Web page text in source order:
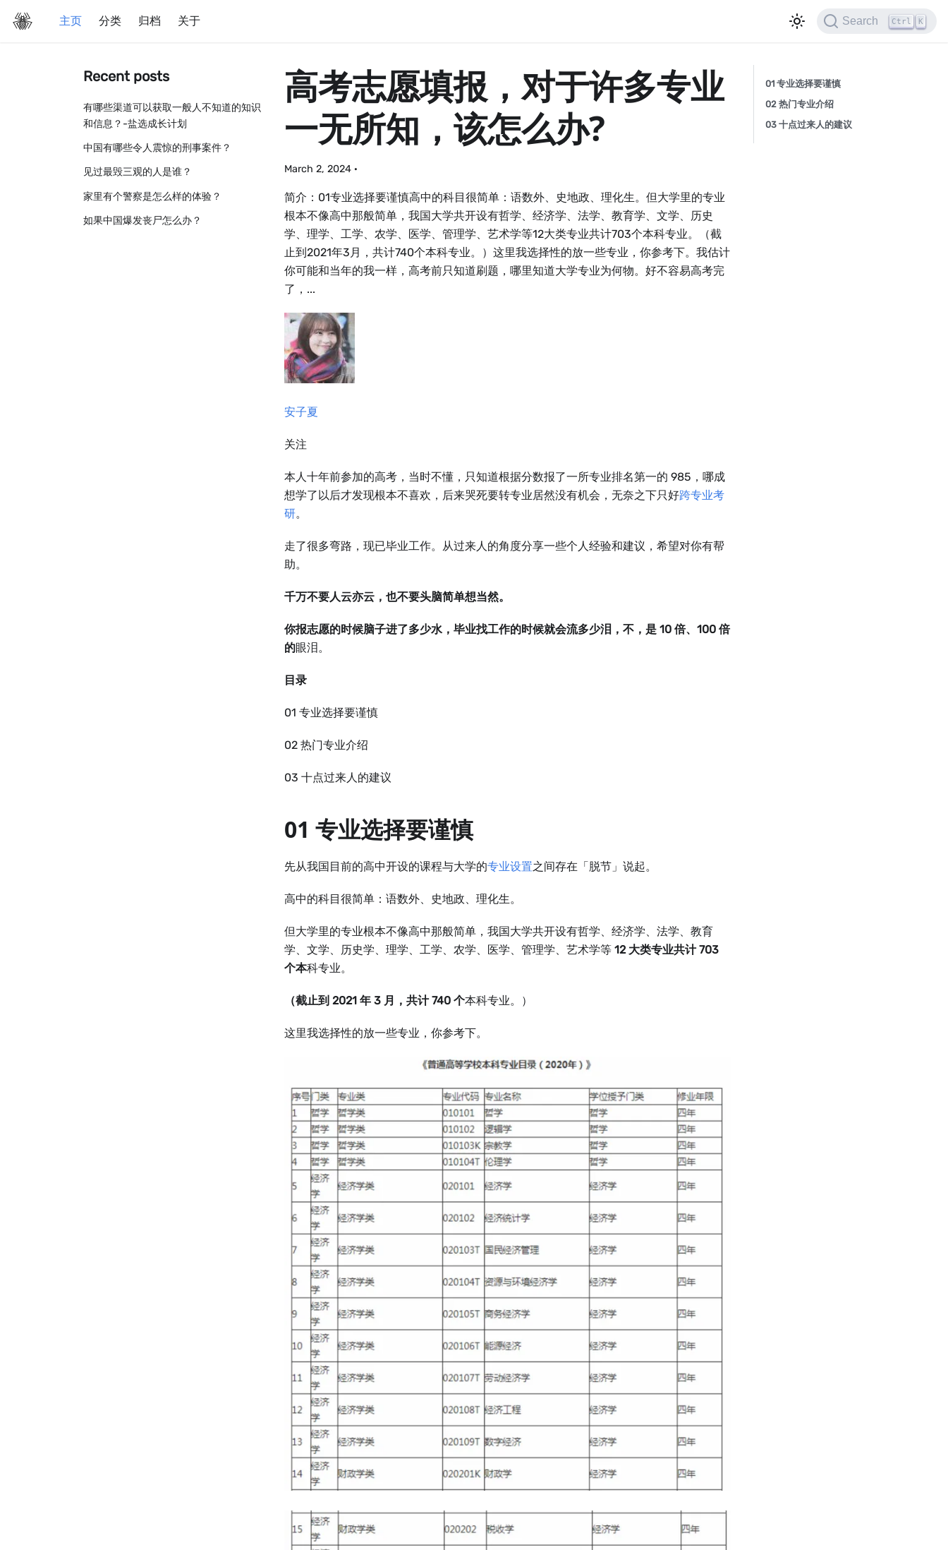
主页 分类 归档 关于 Search Ctrl K
Recent posts
有哪些渠道可以获取一般人不知道的知识
和信息？-盐选成长计划
中国有哪些令人震惊的刑事案件？
见过最毁三观的人是谁？
家里有个警察是怎么样的体验？
如果中国爆发丧尸怎么办？
高考志愿填报，对于许多专业
一无所知，该怎么办?
March 2, 2024 ·
简介：01专业选择要谨慎高中的科目很简单：语数外、史地政、理化生。但大学里的专业
根本不像高中那般简单，我国大学共开设有哲学、经济学、法学、教育学、文学、历史
学、理学、工学、农学、医学、管理学、艺术学等12大类专业共计703个本科专业。（截
止到2021年3月，共计740个本科专业。）这里我选择性的放一些专业，你参考下。我估计
你可能和当年的我一样，高考前只知道刷题，哪里知道大学专业为何物。好不容易高考完
了，...
安子夏
关注
本人十年前参加的高考，当时不懂，只知道根据分数报了一所专业排名第一的 985，哪成
想学了以后才发现根本不喜欢，后来哭死要转专业居然没有机会，无奈之下只好跨专业考
研。
走了很多弯路，现已毕业工作。从过来人的角度分享一些个人经验和建议，希望对你有帮
助。
千万不要人云亦云，也不要头脑简单想当然。
你报志愿的时候脑子进了多少水，毕业找工作的时候就会流多少泪，不，是 10 倍、100 倍
的眼泪。
目录
01 专业选择要谨慎
02 热门专业介绍
03 十点过来人的建议
01 专业选择要谨慎
先从我国目前的高中开设的课程与大学的专业设置之间存在「脱节」说起。
高中的科目很简单：语数外、史地政、理化生。
但大学里的专业根本不像高中那般简单，我国大学共开设有哲学、经济学、法学、教育
学、文学、历史学、理学、工学、农学、医学、管理学、艺术学等 12 大类专业共计 703
个本科专业。
（截止到 2021 年 3 月，共计 740 个本科专业。）
这里我选择性的放一些专业，你参考下。
01 专业选择要谨慎
02 热门专业介绍
03 十点过来人的建议